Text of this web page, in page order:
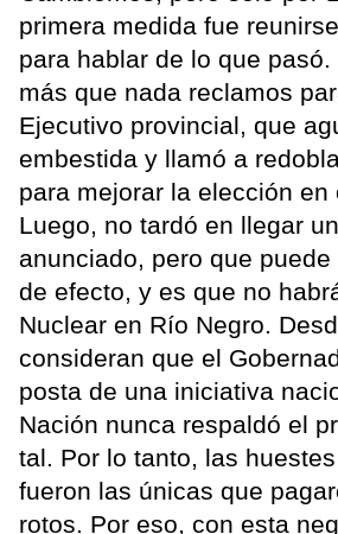
primera medida fue
para hablar de lo que
más que nada reclamos
Ejecutivo provincial, que
embestida y llamó a
para mejorar la elección en
Luego, no tardó en llegar
anunciado, pero que
de efecto, y es que no
Nuclear en Río Negro.
consideran que el
posta de una iniciativa
Nación nunca respaldó el
tal. Por lo tanto, las
fueron las únicas que
rotos. Por eso, con esta